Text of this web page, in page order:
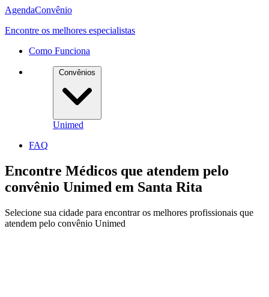
AgendaConvênio
Encontre os melhores especialistas
Como Funciona
Convênios
Unimed
FAQ
Encontre Médicos que atendem pelo
convênio Unimed em Santa Rita
Selecione sua cidade para encontrar os melhores profissionais que
atendem pelo convênio Unimed